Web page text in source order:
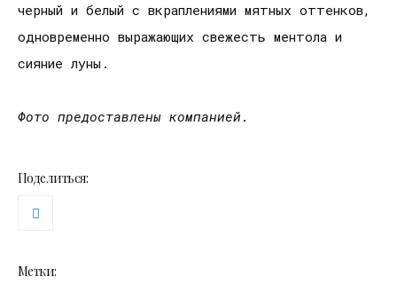
черный и белый с вкраплениями мятных оттенков,
одновременно выражающих свежесть ментола и
сияние луны.
Фото предоставлены компанией.
Поделиться:
Метки: